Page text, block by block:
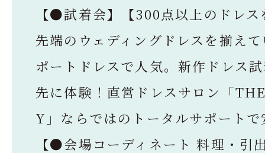
【●試着会】【300点以上のドレ
先端のウェディングドレスを揃え
ポートドレスで人気。新作ドレス
先に体験！直営ドレスサロン「
Y」ならではのトータルサポート
【●会場コーディネート 料理・引